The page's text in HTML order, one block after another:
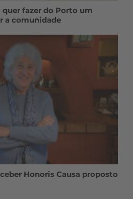
quer fazer do Porto um
a comunidade
Honoris Causa proposto